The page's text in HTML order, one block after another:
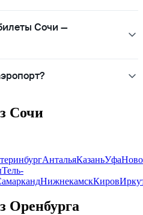
Сочи —
Сочи
АнтальяКазаньУфа
Тель-
НижнекамскКиров
Оренбурга